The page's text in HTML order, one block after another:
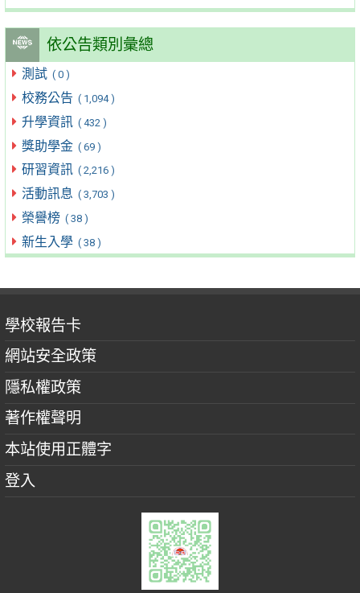
依公告類別彙總
測試 ( 0 )
校務公告 ( 1,094 )
升學資訊 ( 432 )
獎助學金 ( 69 )
研習資訊 ( 2,216 )
活動訊息 ( 3,703 )
榮譽榜 ( 38 )
新生入學 ( 38 )
學校報告卡
網站安全政策
隱私權政策
著作權聲明
本站使用正體字
登入